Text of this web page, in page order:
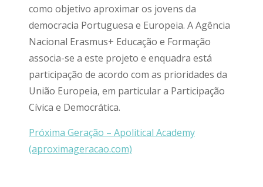
como objetivo aproximar os jovens da
democracia Portuguesa e Europeia. A Agência
Nacional Erasmus+ Educação e Formação
associa-se a este projeto e enquadra está
participação de acordo com as prioridades da
União Europeia, em particular a Participação
Cívica e Democrática.
Próxima Geração – Apolitical Academy
(aproximageracao.com)